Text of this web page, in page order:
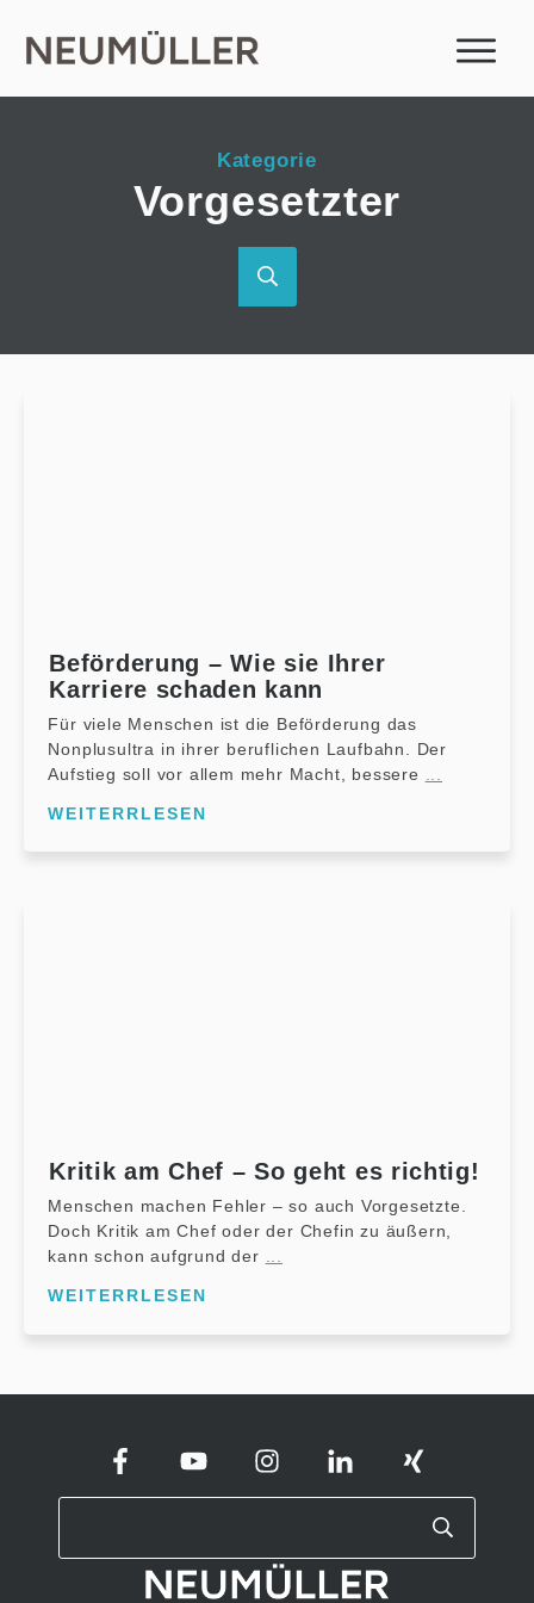
Kategorie
Vorgesetzter
Beförderung – Wie sie Ihrer
Karriere schaden kann
Für viele Menschen ist die Beförderung das
Nonplusultra in ihrer beruflichen Laufbahn. Der
Aufstieg soll vor allem mehr Macht, bessere
WEITERRLESEN
Kritik am Chef – So geht es richtig!
Menschen machen Fehler – so auch Vorgesetzte.
Doch Kritik am Chef oder der Chefin zu äußern,
kann schon aufgrund der ...
WEITERRLESEN